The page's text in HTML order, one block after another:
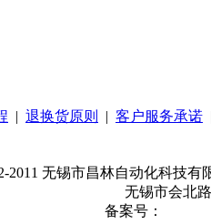
| 退换货原则 | 客户服务承诺
2011 无锡市昌林自动化科技有
无锡市会北
备案号：